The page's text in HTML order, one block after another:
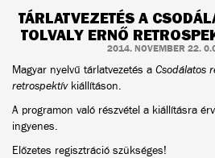
TÁRLATVEZETÉS A
TOLVALY ERNŐ
2014. NOVEMBER 22.
Magyar nyelvű tárlatvezetés a Csodálatos
retrospektívkiállításon.
A programon való részvétel a kiállításra
ingyenes.
Előzetes regisztráció szükséges!